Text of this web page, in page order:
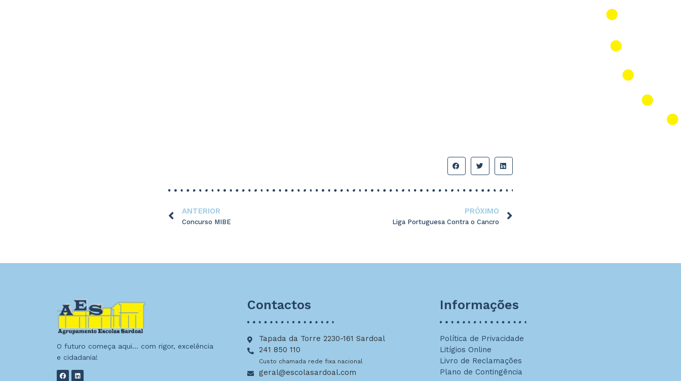
ANTERIOR
Concurso MIBE
PRÓXIMO
Liga Portuguesa Contra o Cancro
O futuro começa aqui… com rigor, excelência
e cidadania!
Contactos
Tapada da Torre 2230-161 Sardoal
241 850 110
Custo chamada rede fixa nacional
geral@escolasardoal.com
Informações
Política de Privacidade
Litígios Online
Livro de Reclamações
Plano de Contingência